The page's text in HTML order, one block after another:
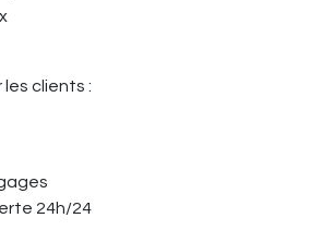
les clients :
24h/24